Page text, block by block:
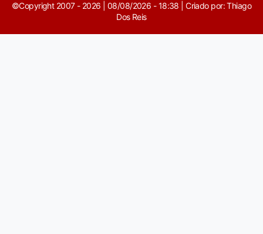
©Copyright 2007 - 2026 | 08/08/2026 - 18:38 | Criado por: Thiago
Dos Reis